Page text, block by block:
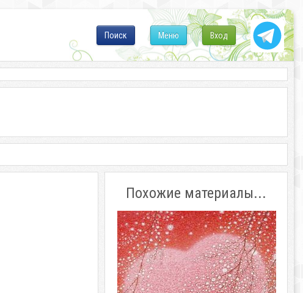
Вход
Меню
Поиск
Похожие материалы...